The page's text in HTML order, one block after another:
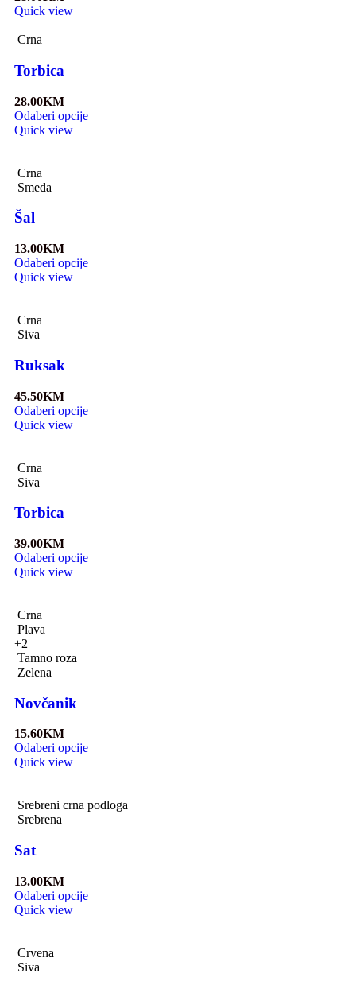
Quick view
Crna
Torbica
28.00KM
Odaberi opcije
Quick view
Crna
Smeđa
Šal
13.00KM
Odaberi opcije
Quick view
Crna
Siva
Ruksak
45.50KM
Odaberi opcije
Quick view
Crna
Siva
Torbica
39.00KM
Odaberi opcije
Quick view
Crna
Plava
+2
Tamno roza
Zelena
Novčanik
15.60KM
Odaberi opcije
Quick view
Srebreni crna podloga
Srebrena
Sat
13.00KM
Odaberi opcije
Quick view
Crvena
Siva